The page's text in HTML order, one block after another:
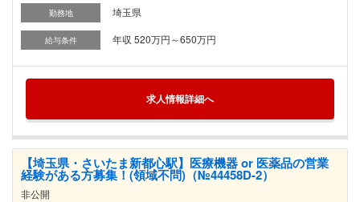
勤務地 埼玉県
給与条件 年収 520万円～650万円
求人情報詳細へ
【埼玉県・さいたま新都心駅】医療機器 or 医薬品の営業
経験がある方募集！(領域不問)（№44458D-2）
非公開